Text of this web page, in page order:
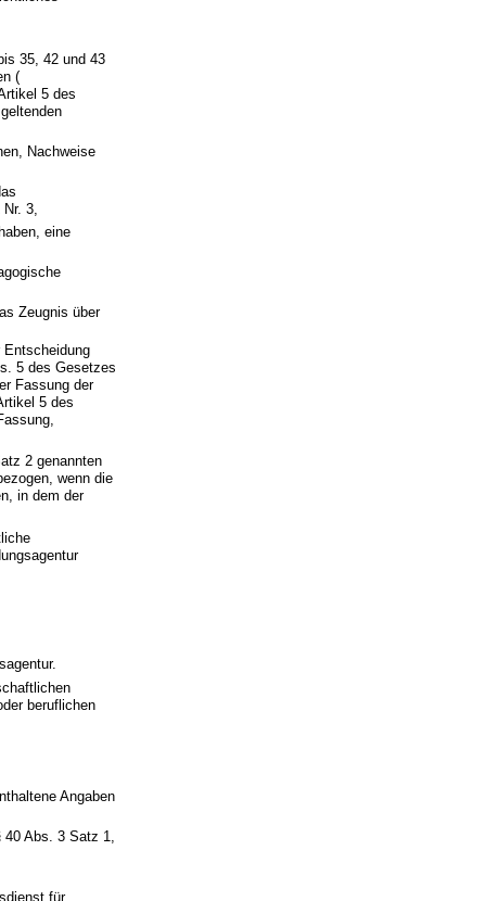
35, 42 und 43
(
5 des
Nachweise
3,
eine
Zeugnis über
Entscheidung
5 des Gesetzes
Fassung der
5 des
2 genannten
wenn die
in dem der
beruflichen
Angaben
40 Abs. 3 Satz 1,
für